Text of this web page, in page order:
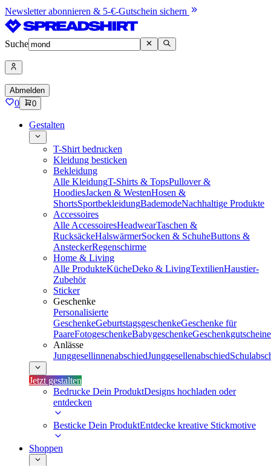
Newsletter abonnieren & 5-€-Gutschein sichern
Suche
Abmelden
0 0
Gestalten
T-Shirt bedrucken
Kleidung besticken
Bekleidung
Alle KleidungT-Shirts & TopsPullover &
HoodiesJacken & WestenHosen &
ShortsSportbekleidungBademodeNachhaltige Produkte
Accessoires
Alle AccessoiresHeadwearTaschen &
RucksäckeHalswärmerSocken & SchuheButtons &
AnsteckerRegenschirme
Home & Living
Alle ProdukteKücheDeko & LivingTextilienHaustier-
Zubehör
Sticker
Geschenke
Personalisierte
GeschenkeGeburtstagsgeschenkeGeschenke für
PaareFotogeschenkeBabygeschenkeGeschenkgutscheine
Anlässe
JunggesellinnenabschiedJunggesellenabschied
Jetzt gestalten
Bedrucke Dein ProduktDesigns hochladen oder
entdecken
Besticke Dein ProduktEntdecke kreative Stickmotive
Shoppen